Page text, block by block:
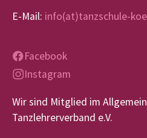
E-Mail: info(at)tanzschule-
Facebook
Instagram
Wir sind Mitglied im
Tanzlehrerverband e.V.